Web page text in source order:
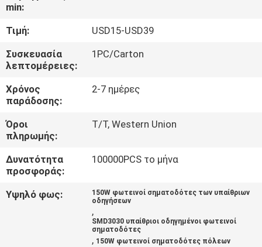
ΈΛΕΓΧΟΣ
ΜΑΣ
ΕΛΆΤΕ
ΣΕ
ΕΠΑΦΉ
ΜΕ
ΕΙΔΉΣΕΙΣ
ΠΕΡΙΠΤΏΣΕΙΣ
min:
Τιμή:
USD15-USD39
Συσκευασία
λεπτομέρειες:
1PC/Carton
Χρόνος
παράδοσης:
2-7 ημέρες
Όροι
πληρωμής:
T/T, Western Union
Δυνατότητα
προσφοράς:
100000PCS το μήνα
Υψηλό φως:
150W φωτεινοί σηματοδότες των υπαίθριων
οδηγήσεων
,
SMD3030 υπαίθριοι οδηγημένοι φωτεινοί
σηματοδότες
, 150W φωτεινοί σηματοδότες πόλεων